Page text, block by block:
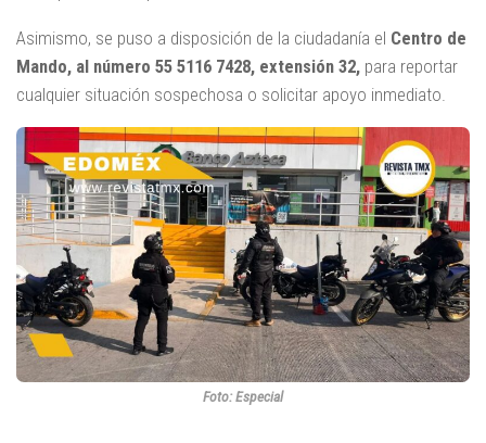
Asimismo, se puso a disposición de la ciudadanía el Centro de
Mando, al número 55 5116 7428, extensión 32, para reportar
cualquier situación sospechosa o solicitar apoyo inmediato.
Foto: Especial